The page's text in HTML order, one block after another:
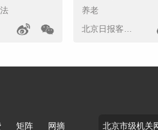
养老
矩阵 网摘